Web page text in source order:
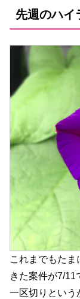
先週のハイ
これまでもた
きた案件が7/11
一区切りという